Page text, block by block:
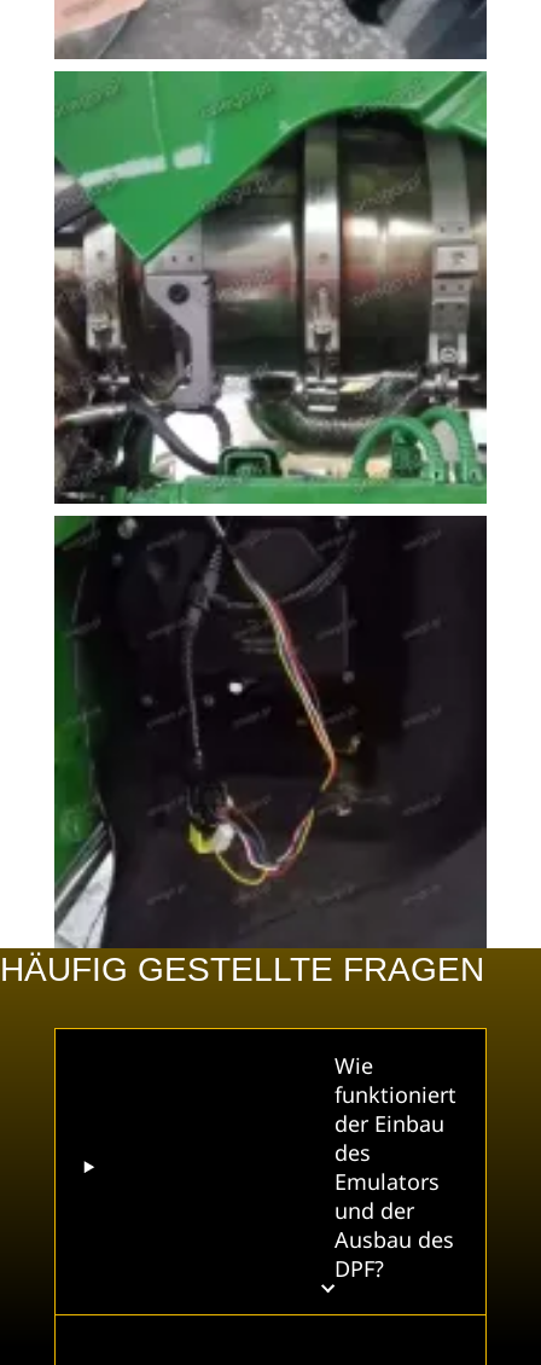
HÄUFIG GESTELLTE FRAGEN
Wie
funktioniert
der Einbau
des
Emulators
und der
Ausbau des
DPF?